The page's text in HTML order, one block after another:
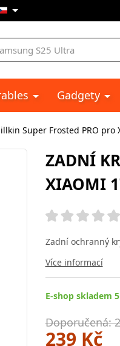
Gadgety
Super Frosted PRO pro
ZADNÍ
XIAOMI
Zadní ochranný
Více informací
E-shop skladem
Doporučená:
239 Kč